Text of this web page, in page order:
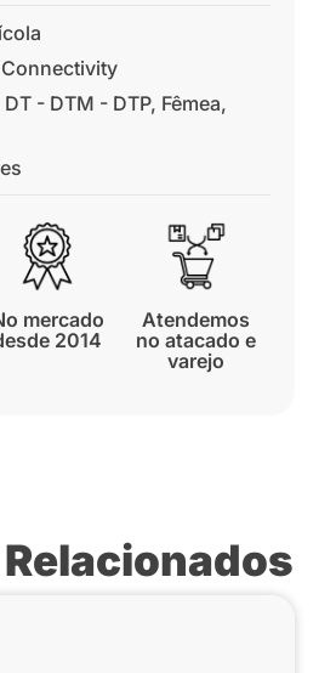
Connectivity
DT - DTM - DTP, Fêmea,
mercado
2014
Atendemos
no atacado e
varejo